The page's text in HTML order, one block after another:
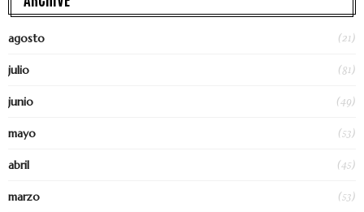
agosto (21)
julio (81)
junio (49)
mayo (53)
abril (45)
marzo (53)